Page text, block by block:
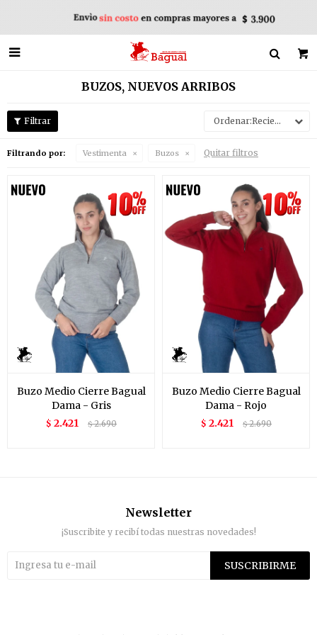

BUZOS, NUEVOS ARRIBOS
Recientes
Filtrando por: Vestimenta Buzos Quitar filtros
Buzo Medio Cierre Bagual
Dama - Gris
$ 2.421 $2.690
Buzo Medio Cierre Bagual
Dama - Rojo
$ 2.421 $2.690
Newsletter
¡Suscribite y recibí todas nuestras novedades!
SUSCRIBIRME